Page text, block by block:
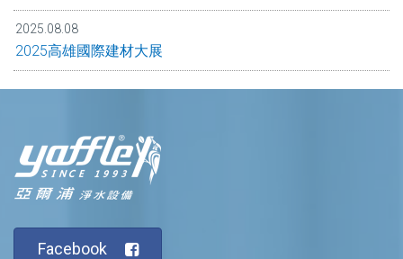
2025.08.08
2025高雄國際建材大展
Facebook